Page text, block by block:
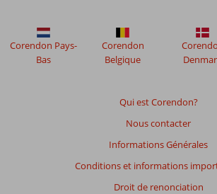
Qui est Corendon?
Nous contacter
Informations Générales
Conditions et informations
Droit de renonciation
Corendon Pays-
Bas
Corendon
Belgique